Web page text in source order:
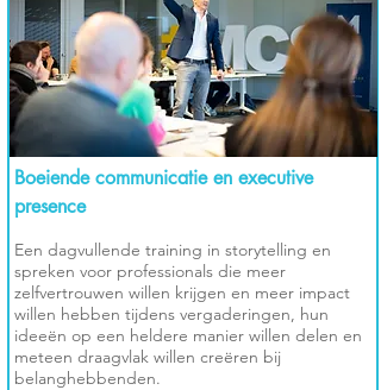
Boeiende communicatie en executive
presence
Een dagvullende training in storytelling en
spreken voor professionals die meer
zelfvertrouwen willen krijgen en meer impact
willen hebben tijdens vergaderingen, hun
ideeën op een heldere manier willen delen en
meteen draagvlak willen creëren bij
belanghebbenden.